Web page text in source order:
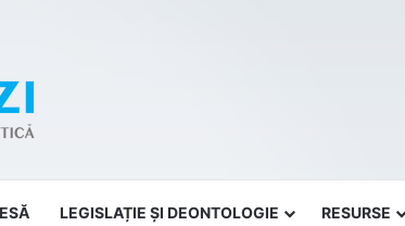
LEGISLAȚIE ȘI DEONTOLOGIE RESURSE